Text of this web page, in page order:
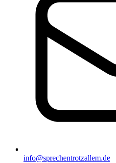
info@sprechentrotzallem.de